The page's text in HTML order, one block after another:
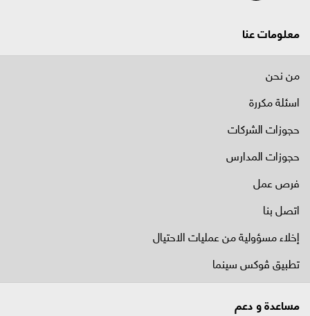
معلومات عنا
من نحن
اسئلة مكررة
حجوزات الشركات
حجوزات المدارس
فرص عمل
اتصل بنا
إخلاء مسؤولية من عمليات الاحتيال
تطبيق ڤوكس سينما
مساعدة و دعم